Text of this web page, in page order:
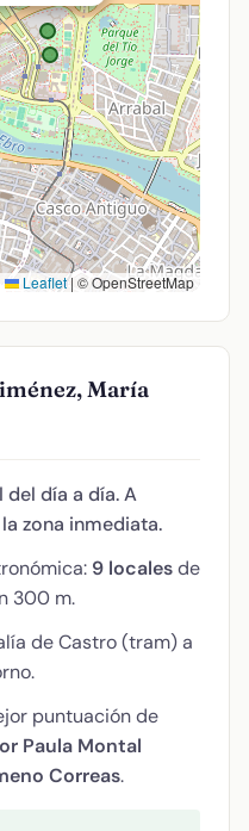
Leaflet| © OpenStreetMap
María
del día a día. A
zona inmediata.
9 localesde
300 m.
de Castro (tram) a
puntuación de
Paula Montal
Correas.